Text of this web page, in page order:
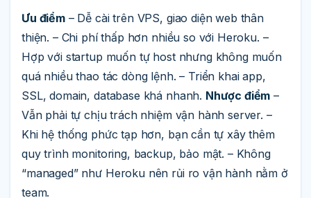
Ưu điểm– Dễ cài trên VPS, giao diện web thân
thiện. – Chi phí thấp hơn nhiều so với Heroku. –
Hợp với startup muốn tự host nhưng không muốn
quá nhiều thao tác dòng lệnh. – Triển khai app,
SSL, domain, database khá nhanh. Nhược điểm –
Vẫn phải tự chịu trách nhiệm vận hành server. –
Khi hệ thống phức tạp hơn, bạn cần tự xây thêm
quy trình monitoring, backup, bảo mật. – Không
“managed” như Heroku nên rủi ro vận hành nằm ở
team.